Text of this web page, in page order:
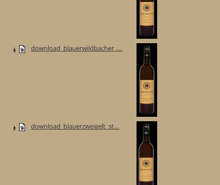
download_blauerwildbacher_...
download_blauerzweigelt_st...